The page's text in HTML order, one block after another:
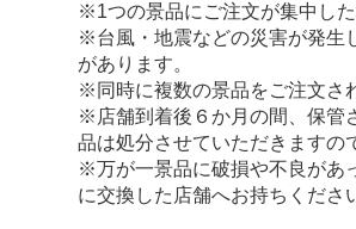
※1つの景品にご注文が集中し
※台風・地震などの災害が発生
があります。
※同時に複数の景品をご注文さ
※店舗到着後６か月の間、保管
品は処分させていただきますの
※万が一景品に破損や不良があ
に交換した店舗へお持ちくださ